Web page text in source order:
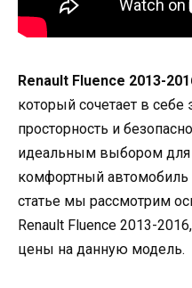
Renault Fluence 2013-
который сочетает в себе
просторность и
идеальным выбором для
комфортный автомобиль
статье мы рассмотрим
Renault Fluence 2013-
цены на данную модель.